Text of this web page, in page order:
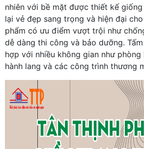
nhiên với bề mặt được thiết kế
lại vẻ đẹp sang trọng và hiện đại
phẩm có ưu điểm vượt trội như
dễ dàng thi công và bảo dưỡng.
hợp với nhiều không gian như phòng
hành lang và các công trình thương